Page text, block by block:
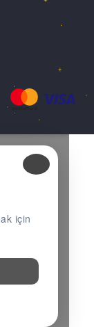
için